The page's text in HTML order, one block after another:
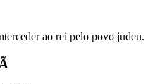
ao rei pelo povo judeu.